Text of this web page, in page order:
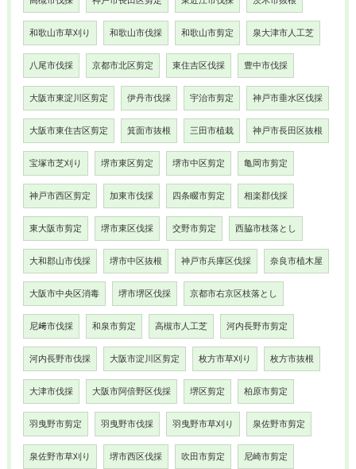
和歌山市草刈り 和歌山市伐採 和歌山市剪定 泉大津市人工芝
八尾市伐採 京都市北区剪定 東住吉区伐採 豊中市伐採
大阪市東淀川区剪定 伊丹市伐採 宇治市剪定 神戸市垂水区伐採
大阪市東住吉区剪定 箕面市抜根 三田市植栽 神戸市長田区抜根
宝塚市芝刈り 堺市東区剪定 堺市中区剪定 亀岡市剪定
神戸市西区剪定 加東市伐採 四条畷市剪定 相楽郡伐採
東大阪市剪定 堺市東区伐採 交野市剪定 西脇市枝落とし
大和郡山市伐採 堺市中区抜根 神戸市兵庫区伐採 奈良市植木屋
大阪市中央区消毒 堺市堺区伐採 京都市右京区枝落とし
尼﨑市伐採 和泉市剪定 高槻市人工芝 河内長野市剪定
河内長野市伐採 大阪市淀川区剪定 枚方市草刈り 枚方市抜根
大津市伐採 大阪市阿倍野区伐採 堺区剪定 柏原市剪定
羽曳野市剪定 羽曳野市伐採 羽曳野市草刈り 泉佐野市剪定
泉佐野市草刈り 堺市西区伐採 吹田市剪定 尼崎市剪定